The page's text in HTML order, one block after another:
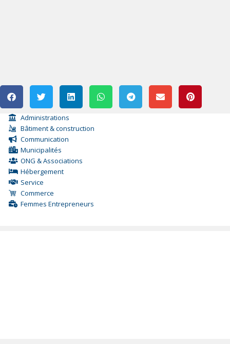
Administrations
Bâtiment & construction
Communication
Municipalités
ONG & Associations
Hébergement
Service
Commerce
Femmes Entrepreneurs